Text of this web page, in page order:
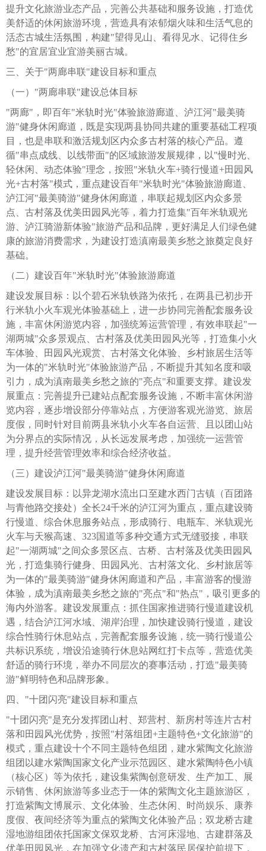
提升文化旅游业态产品，完善公共基础和服务设施，打造优
美舒适的休闲旅游环境，营造具有浓郁烟火味和生活气息的
活态古城生活氛围，构建"望得见山、看得见水、记得住乡
愁"的宜居宜业宜游美丽古城。
三、关于"两廊串联"建设目标和重点
（一）"两廊串联"建设总体目标
"两廊"，即百年"米轨时光"体验旅游廊道、泸江河"最美骑
游"健身休闲廊道，既是实现两县协同共建的重要基础工程项
目，也是串联和激活规划区内众多古村落的核心产品。遵
循"串点成线、以线带面"的区域旅游发展规律，以"慢时光、
轻休闲、动态体验"理念，按照"米轨火车+骑行慢道+田园风
光+古村落"模式，重点建设百年"米轨时光"体验旅游廊道、
泸江河"最美骑游"健身休闲廊道，串联起规划区内众多景
点、古村落及优美田园风光等，着力打造集"百年米轨观光
游、泸江骑游新体验"旅游产品和品牌，更好满足人们绿色健
康的旅游消费需求，为建设打造滇南最美乡愁之旅奠定良好
基础。
（二）建设百年"米轨时光"体验旅游廊道
建设发展目标：以个碧石米轨铁路为依托，在两县已初步开
行米轨小火车观光体验基础上，进一步协同完善配套服务设
施，丰富休闲游览内容，加强统筹运营管理，有效串联起"一
湖两城"众多景观点、古村落及优美田园风光等，打造集小火
车体验、田园风光观赏、古村落文化体验、乡村旅居生活等
为一体的"米轨时光"体验旅游产品，不断提升其知名度和吸
引力，成为滇南最美乡愁之旅的"亮点"和重要支撑。建设发
展重点：完善提升已建站点配套服务设施，不断丰富休闲游
览内容，逐步增设部分停靠站点，方便游客观光游览、旅居
度假，同时针对目前两县米轨小火车各自运营、且以团山站
为分界点的实际情况，从长远发展考虑，加强统一运营管
理，提升经营管理效率和综合经济收益。
（三）建设泸江河"最美骑游"健身休闲廊道
建设发展目标：以异龙湖水流出口至建水西门古镇（百团路
与青他路交接处）全长24千米的泸江河为重点，重点建设骑
行慢道、综合休息服务站点，形成骑行、电瓶车、米轨观光
火车与天猴高速、323国道等多种交通方式无缝驳接，串联
起"一湖两城"之间众多景区点、古桥、古村落及优美田园风
光，打造集骑行健身、田园风光、古村落文化、乡村旅居等
为一体的"最美骑游"健身休闲廊道和产品，丰富游客的慢游
体验，成为滇南最美乡愁之旅的"亮点"和"热点"，吸引更多的
海内外游客。建设发展重点：抓住国家推进骑行慢道建设机
遇，结合泸江河水域、湖岸治理，加快建设骑行慢道，建设
综合性骑行休息站点，完善配套服务设施，统一骑行慢道公
共标识系统，增设沿途骑行休息站网红打卡点等，营造优美
舒适的骑行环境，举办不同层次的赛事活动，打造"最美骑
游"鲜明特色和品牌形象。
四、"十团闪亮"建设目标和重点
"十团闪亮"是充分发挥团山村、郑营村、新房村等连片古村
落和田园风光优势，按照"村落组团+主题特色+文化旅游"的
模式，重点建设十个不同主题特色组团，建水紫陶文化旅游
组团以建水紫陶国家文化产业示范园区、建水紫陶特色小镇
（核心区）等为依托，建设集紫陶创意研发、生产加工、展
示销售、休闲旅游等多业态于一体的紫陶文化主题旅游区，
打造紫陶文博展示、文化体验、生态休闲、时尚娱乐、康养
度假、夜间经济等为重点的紫陶文化体验产品；双龙桥古建
湿地游组团依托国家文保双龙桥、古河床湿地、古建群落及
优美田园风光，在加强文化遗产和古村落民居保护前提下，